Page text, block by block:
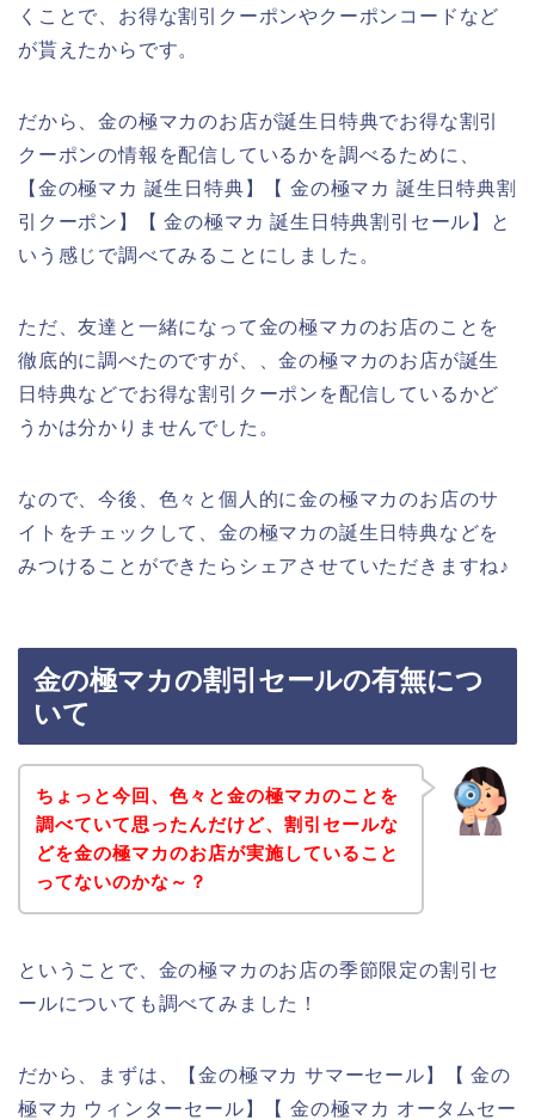
くことで、お得な割引クーポンやクーポンコードなど
が貰えたからです。
だから、金の極マカのお店が誕生日特典でお得な割引
クーポンの情報を配信しているかを調べるために、
【金の極マカ 誕生日特典】【 金の極マカ 誕生日特典割
引クーポン】【 金の極マカ 誕生日特典割引セール】と
いう感じで調べてみることにしました。
ただ、友達と一緒になって金の極マカのお店のことを
徹底的に調べたのですが、、金の極マカのお店が誕生
日特典などでお得な割引クーポンを配信しているかど
うかは分かりませんでした。
なので、今後、色々と個人的に金の極マカのお店のサ
イトをチェックして、金の極マカの誕生日特典などを
みつけることができたらシェアさせていただきますね♪
金の極マカの割引セールの有無につ
いて
ちょっと今回、色々と金の極マカのことを
調べていて思ったんだけど、割引セールな
どを金の極マカのお店が実施していること
ってないのかな～？
ということで、金の極マカのお店の季節限定の割引セ
ールについても調べてみました！
だから、まずは、【金の極マカ サマーセール】【 金の
極マカ ウィンターセール】【 金の極マカ オータムセー